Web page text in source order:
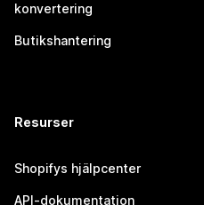
konvertering
Butikshantering
Resurser
Shopifys hjälpcenter
API-dokumentation